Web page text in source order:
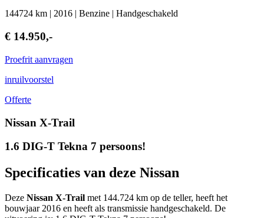
144724 km | 2016 | Benzine | Handgeschakeld
€ 14.950,-
Proefrit aanvragen
inruilvoorstel
Offerte
Nissan X-Trail
1.6 DIG-T Tekna 7 persoons!
Specificaties van deze Nissan
Deze Nissan X-Trail met 144.724 km op de teller, heeft het
bouwjaar 2016 en heeft als transmissie handgeschakeld. De